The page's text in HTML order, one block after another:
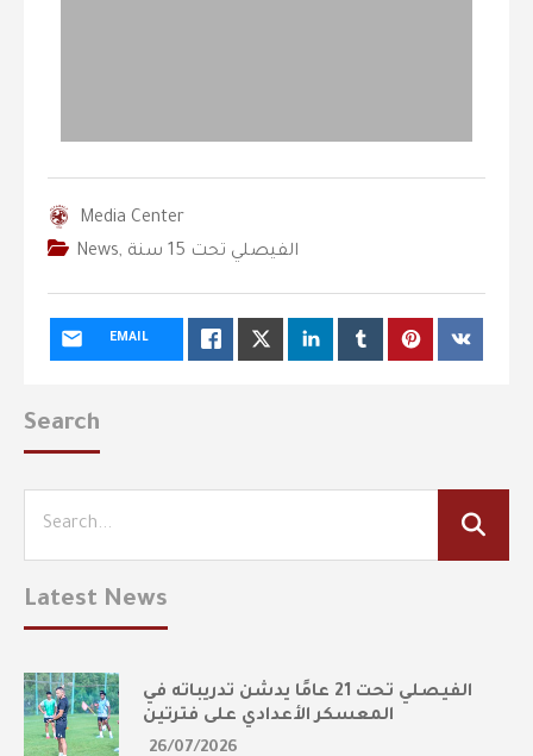
Media Center
News, الفيصلي‬⁩ تحت 15 سنة
EMAIL
Search
Latest News
الفيصلي تحت 21 عامًا يدشن تدريباته في
المعسكر الأعدادي على فترتين
26/07/2026